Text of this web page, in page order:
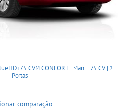
75 CVM CONFORT | Man. | 75 CV | 2
Portas
comparação